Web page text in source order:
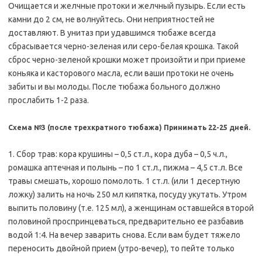
Очищается и желчные протоки и желчный пузырь. Если есть
камни до 2 см, не волнуйтесь. Они неприятностей не
доставляют. В унитаз при удавшимся тюбаже всегда
сбрасывается черно-зеленая или серо-белая крошка. Такой
сброс черно-зеленой крошки может произойти и при приеме
коньяка и касторового масла, если ваши протоки не очень
забиты и вы молоды. После тюбажа больного должно
прослабить 1-2 раза.
Схема №3 (после трехкратного тюбажа) Принимать 22-25 дней.
1. Сбор трав: кора крушины – 0,5 ст.л., кора дуба – 0,5 ч.л.,
ромашка аптечная и полынь – по 1 ст.л., пижма – 4,5 ст.л. Все
травы смешать, хорошо помолоть. 1 ст.л. (или 1 десертную
ложку) залить на ночь 250 мл кипятка, посуду укутать. Утром
выпить половину (т.е. 125 мл), а женщинам оставшейся второй
половиной проспринцеваться, предварительно ее разбавив
водой 1:4. На вечер заварить снова. Если вам будет тяжело
переносить двойной прием (утро-вечер), то пейте только